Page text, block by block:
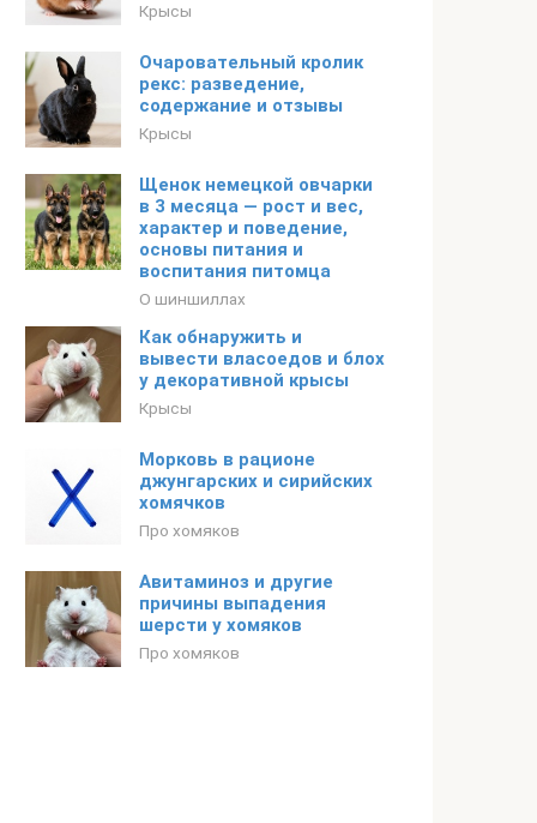
Крысы
Очаровательный кролик
рекс: разведение,
содержание и отзывы
Крысы
Щенок немецкой овчарки
в 3 месяца — рост и вес,
характер и поведение,
основы питания и
воспитания питомца
О шиншиллах
Как обнаружить и
вывести власоедов и блох
у декоративной крысы
Крысы
Морковь в рационе
джунгарских и сирийских
хомячков
Про хомяков
Авитаминоз и другие
причины выпадения
шерсти у хомяков
Про хомяков